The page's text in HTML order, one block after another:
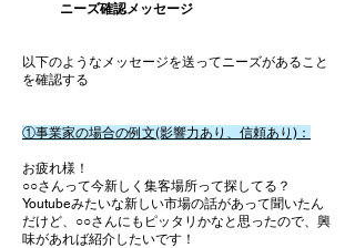
​ニーズ確認メッセージ
​以下のようなメッセージを送ってニーズがあること
を確認する
①事業家の場合の例文(影響力あり、信頼あり)：
お疲れ様！
○○さんって今新しく集客場所って探してる？
Youtubeみたいな新しい市場の話があって聞いたん
だけど、○○さんにもピッタリかなと思ったので、興
味があれば紹介したいです！